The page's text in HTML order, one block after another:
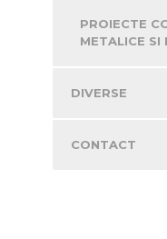
PROIECTE
METALICE SI
DIVERSE
CONTACT